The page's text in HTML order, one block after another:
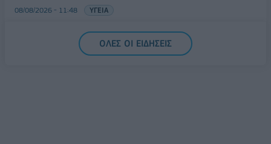
08/08/2026 - 11:48 ΥΓΕΙΑ
Ελληνική Αναπτυξιακή Τράπεζα: Με «προίκα» 2 δισ.
ευρώ ανοίγει δρόμο για δάνεια έως 5 δισ. σε
ΟΛΕΣ ΟΙ ΕΙΔΗΣΕΙΣ